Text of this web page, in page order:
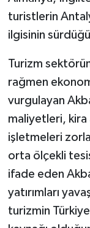
turistlerin
ilgisinin
Turizm
rağmen
vurgulayan
maliyetleri, kira
işletmeleri
orta ölçekli
ifade eden
yatırımları
turizmin